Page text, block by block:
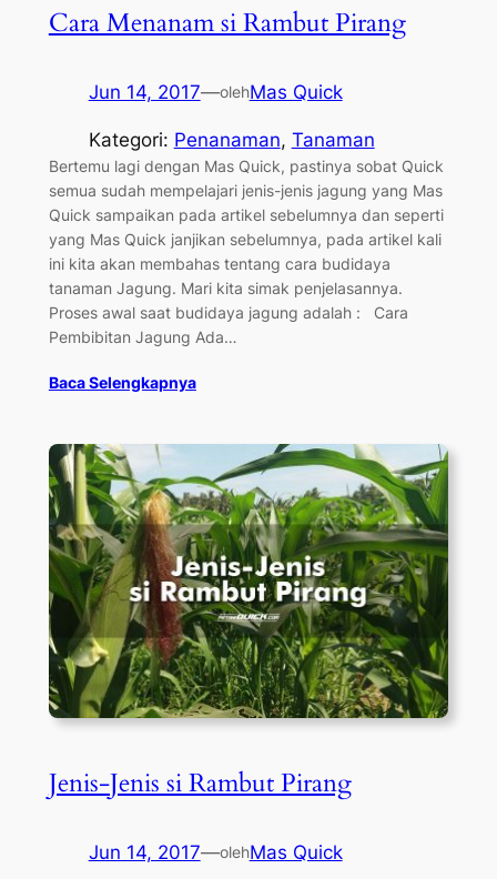
Cara Menanam si Rambut Pirang
Jun 14, 2017—olehMas Quick
Kategori: Penanaman, Tanaman
Bertemu lagi dengan Mas Quick, pastinya sobat Quick
semua sudah mempelajari jenis-jenis jagung yang Mas
Quick sampaikan pada artikel sebelumnya dan seperti
yang Mas Quick janjikan sebelumnya, pada artikel kali
ini kita akan membahas tentang cara budidaya
tanaman Jagung. Mari kita simak penjelasannya.
Proses awal saat budidaya jagung adalah : Cara
Pembibitan Jagung Ada…
Baca Selengkapnya
Jenis-Jenis si Rambut Pirang
Jun 14, 2017—olehMas Quick